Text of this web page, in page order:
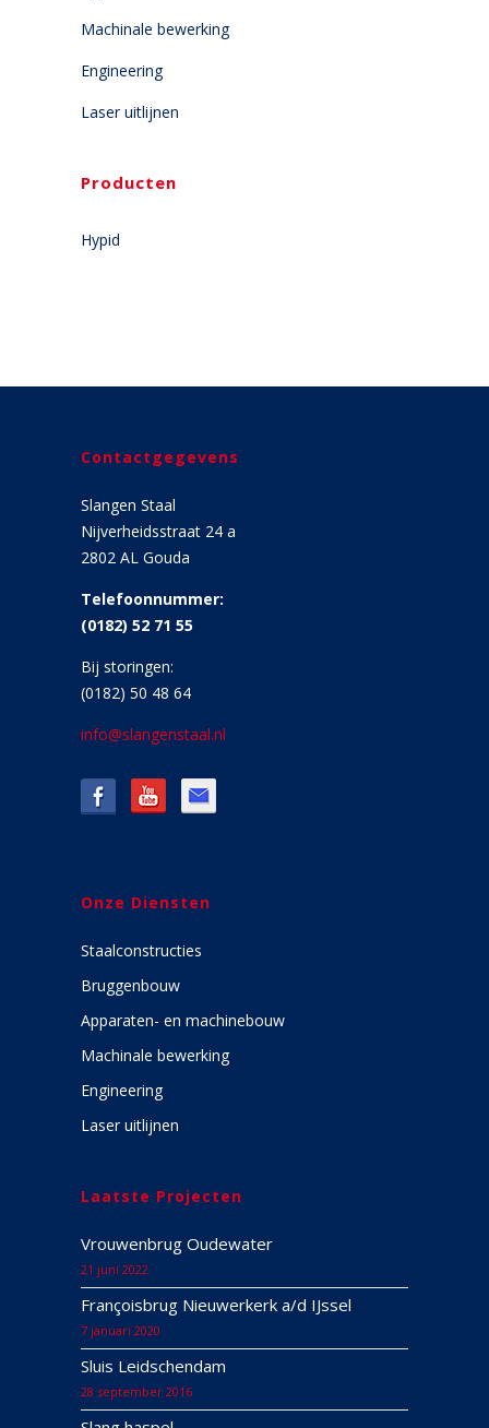
Machinale bewerking
Engineering
Laser uitlijnen
Producten
Hypid
Contactgegevens
Slangen Staal
Nijverheidsstraat 24 a
2802 AL Gouda
Telefoonnummer:
(0182) 52 71 55
Bij storingen:
(0182) 50 48 64
info@slangenstaal.nl
Onze Diensten
Staalconstructies
Bruggenbouw
Apparaten- en machinebouw
Machinale bewerking
Engineering
Laser uitlijnen
Laatste Projecten
Vrouwenbrug Oudewater
21 juni 2022
Françoisbrug Nieuwerkerk a/d IJssel
7 januari 2020
Sluis Leidschendam
28 september 2016